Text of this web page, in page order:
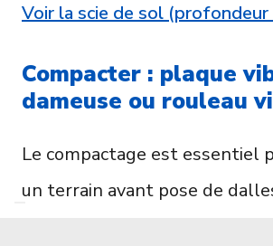
Voir la scie de sol (profondeur
Compacter : plaque
dameuse ou rouleau
Le compactage est essentiel
un terrain avant pose de